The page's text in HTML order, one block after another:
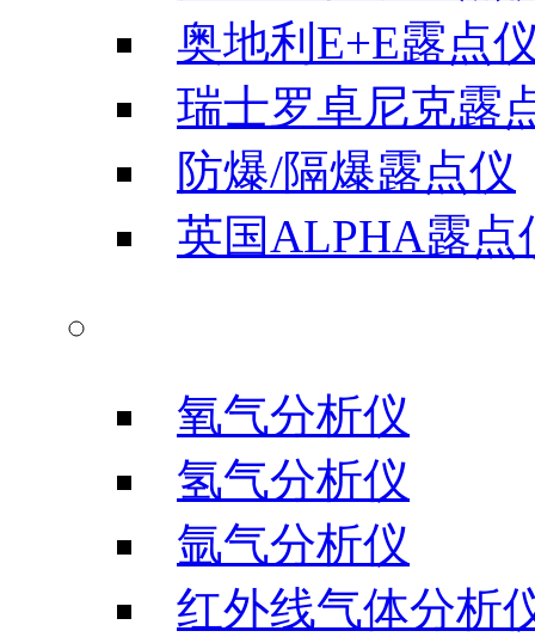
奥地利E+E露点
瑞士罗卓尼克露
防爆/隔爆露点仪
英国ALPHA露点
氧气分析仪
氢气分析仪
氩气分析仪
红外线气体分析